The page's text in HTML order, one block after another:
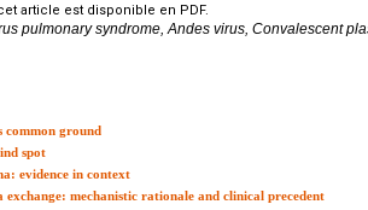
article est disponible en PDF.
pulmonary syndrome, Andes virus, Convalescent
common ground
spot
evidence in context
exchange: mechanistic rationale and clinical precedent